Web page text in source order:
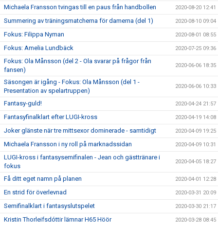
Michaela Fransson tvingas till en paus från handbollen 2020-08-20 12:41
Summering av träningsmatcherna för damerna (del 1) 2020-08-10 09:04
Fokus: Filippa Nyman 2020-08-01 08:55
Fokus: Amelia Lundbäck 2020-07-25 09:36
Fokus: Ola Månsson (del 2 - Ola svarar på frågor från
fansen)
2020-06-06 18:35
Säsongen är igång - Fokus: Ola Månsson (del 1 -
Presentation av spelartruppen)
2020-06-06 10:33
Fantasy-guld! 2020-04-24 21:57
Fantasyfinalklart efter LUGI-kross 2020-04-19 14:08
Joker glänste när tre mittsexor dominerade - samtidigt 2020-04-09 19:25
Michaela Fransson i ny roll på marknadssidan 2020-04-09 10:31
LUGI-kross i fantasysemifinalen - Jean och gästtränare i
fokus
2020-04-05 18:27
Få ditt eget namn på planen 2020-04-01 12:28
En strid för överlevnad 2020-03-31 20:09
Semifinalklart i fantasyslutspelet 2020-03-30 21:17
Kristin Thorleifsdóttir lämnar H65 Höör 2020-03-28 08:45